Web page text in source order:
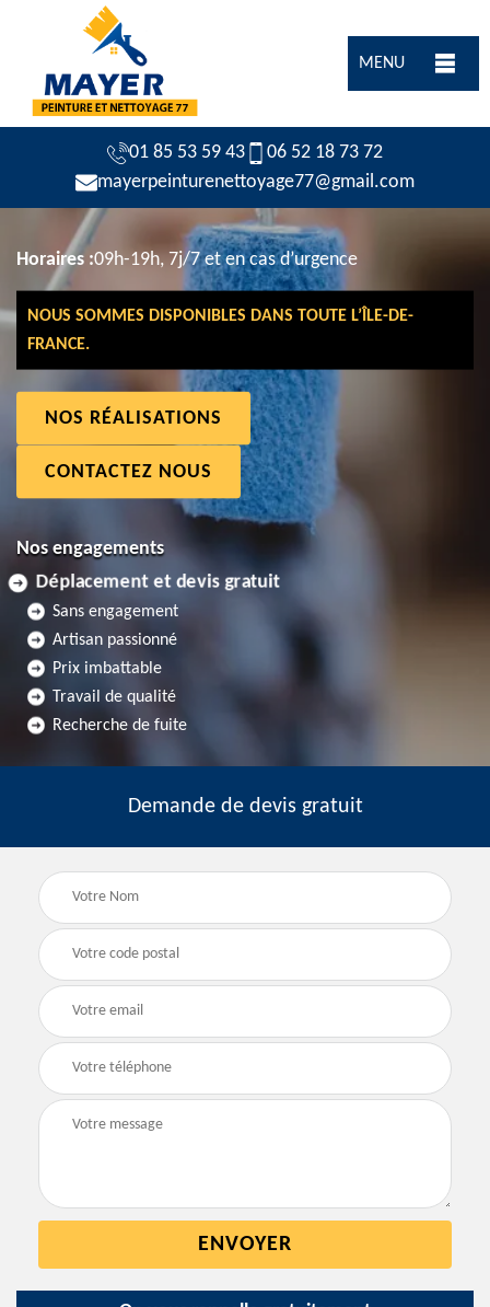
MENU
01 85 53 59 43
06 52 18 73 72
mayerpeinturenettoyage77@gmail.com
Horaires :09h-19h, 7j/7 et en cas d’urgence
NOUS SOMMES DISPONIBLES DANS TOUTE L’ÎLE-DE-
FRANCE.
NOS RÉALISATIONS
CONTACTEZ NOUS
Nos engagements
Déplacement et devis gratuit
Sans engagement
Artisan passionné
Prix imbattable
Travail de qualité
Recherche de fuite
Demande de devis gratuit